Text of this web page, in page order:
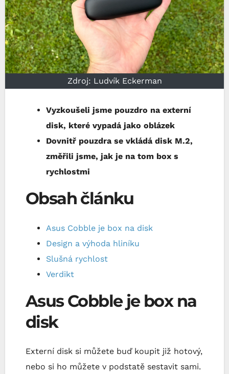
Zdroj: Ludvík Eckerman
Vyzkoušeli jsme pouzdro na externí
disk, které vypadá jako oblázek
Dovnitř pouzdra se vkládá disk M.2,
změřili jsme, jak je na tom box s
rychlostmi
Obsah článku
Asus Cobble je box na disk
Design a výhoda hliníku
Slušná rychlost
Verdikt
Asus Cobble je box na
disk
Externí disk si můžete buď koupit již hotový,
nebo si ho můžete v podstatě sestavit sami.